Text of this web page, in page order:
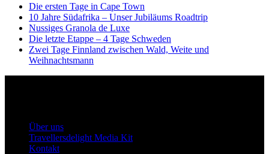
Die ersten Tage in Cape Town
10 Jahre Südafrika – Unser Jubiläums Roadtrip
Nussiges Granola de Luxe
Die letzte Etappe – 4 Tage Schweden
Zwei Tage Finnland zwischen Wald, Weite und
Weihnachtsmann
Über uns
Travellersdelight Media Kit
Kontakt